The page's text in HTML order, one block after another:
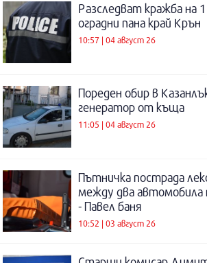
Разследват кражба на
оградни пана край Крън
10:57 | 04 август 26
Пореден обир в
генератор от къща
11:05 | 04 август 26
Пътничка пострада
между два автомобила
- Павел баня
10:52 | 03 август 26